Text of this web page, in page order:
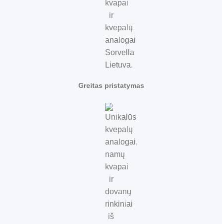
Greitas pristatymas